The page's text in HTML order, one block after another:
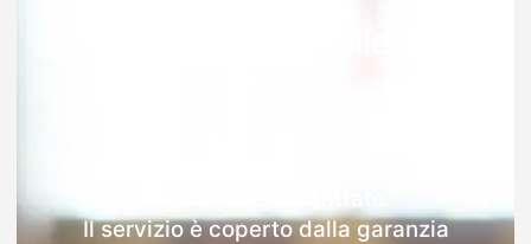
Il servizio è coperto dalla garanzia